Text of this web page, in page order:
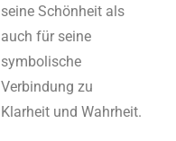
seine Schönheit als
auch für seine
symbolische
Verbindung zu
Klarheit und Wahrheit.